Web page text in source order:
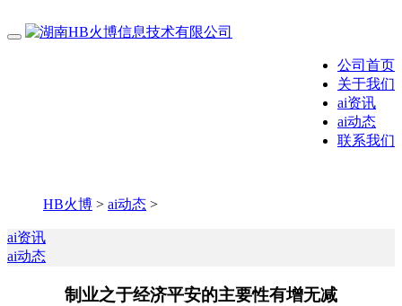
公司首页
关于我们
ai资讯
ai动态
联系我们
HB火博 > ai动态 >
ai资讯
ai动态
制业之于经济平安的主要性有增无减